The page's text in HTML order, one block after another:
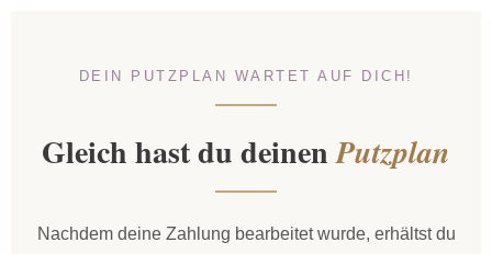
DEIN PUTZPLAN WARTET AUF DICH!
Gleich hast du deinenPutzplan
Nachdem deine Zahlung bearbeitet wurde, erhältst du